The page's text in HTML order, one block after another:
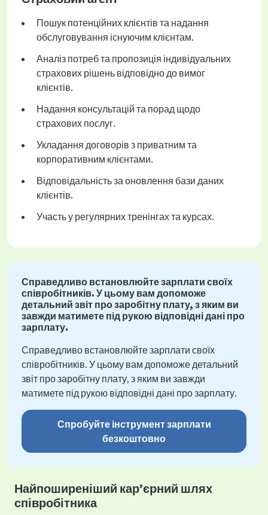
Пошук потенційних клієнтів та надання
обслуговування існуючим клієнтам.
Аналіз потреб та пропозиція індивідуальних
страхових рішень відповідно до вимог
клієнтів.
Надання консультацій та порад щодо
страхових послуг.
Укладання договорів з приватним та
корпоративним клієнтами.
Відповідальність за оновлення бази даних
клієнтів.
Участь у регулярних тренінгах та курсах.
Справедливо встановлюйте зарплати своїх
співробітників. У цьому вам допоможе
детальний звіт про заробітну плату, з яким ви
завжди матимете під рукою відповідні дані про
зарплату.
Справедливо встановлюйте зарплати своїх
співробітників. У цьому вам допоможе детальний
звіт про заробітну плату, з яким ви завжди
матимете під рукою відповідні дані про зарплату.
Спробуйте інструмент зарплати
безкоштовно
Найпоширеніший кар’єрний шлях
співробітника